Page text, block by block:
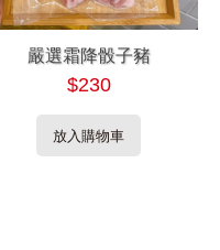
嚴選霜降骰子豬
$230
放入購物車